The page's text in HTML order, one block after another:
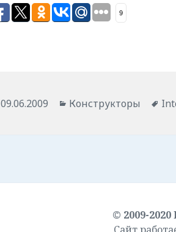
9
Опубликовано
09.06.2009 Рубрики
Конструкторы
© 2009-2020